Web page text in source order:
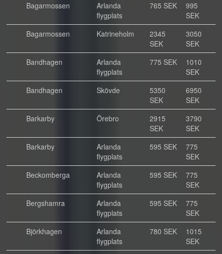
Bagarmossen
Arlanda
flygplats
765 SEK
995
SEK
Bagarmossen
Katrineholm
2345
SEK
3050
SEK
Bandhagen
Arlanda
flygplats
775 SEK
1010
SEK
Bandhagen
Skövde
5350
SEK
6950
SEK
Barkarby
Örebro
2915
SEK
3790
SEK
Barkarby
Arlanda
flygplats
595 SEK
775
SEK
Beckomberga
Arlanda
flygplats
595 SEK
775
SEK
Bergshamra
Arlanda
flygplats
595 SEK
775
SEK
Björkhagen
Arlanda
flygplats
780 SEK
1015
SEK